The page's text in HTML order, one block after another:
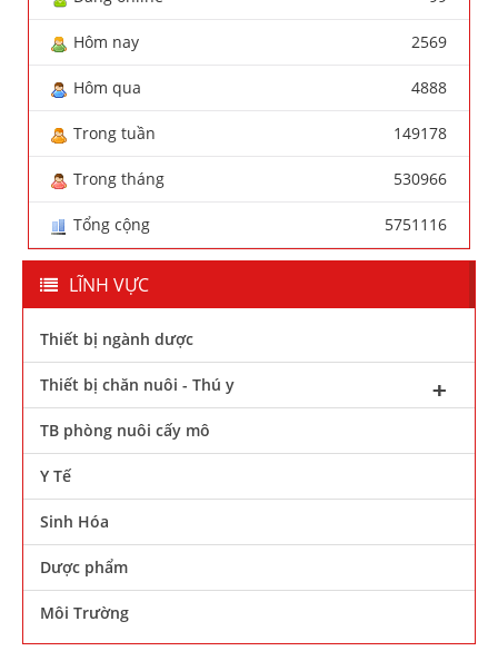
Hôm nay 2569
Hôm qua 4888
Trong tuần 149178
Trong tháng 530966
Tổng cộng 5751116
LĨNH VỰC
Thiết bị ngành dược
Thiết bị chăn nuôi - Thú y
TB phòng nuôi cấy mô
Y Tế
Sinh Hóa
Dược phẩm
Môi Trường